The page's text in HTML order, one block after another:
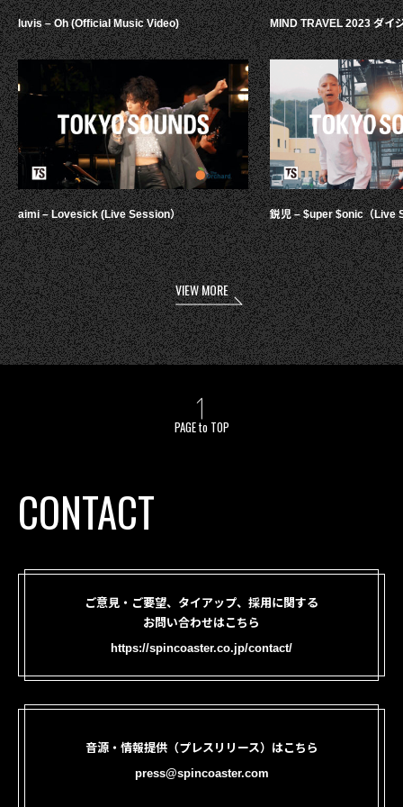
luvis – Oh (Official Music Video)
aimi – Lovesick (Live Session）
MIND TRAVEL 2023 ダイ
鋭児 – $uper $onic（Live
VIEW MORE
PAGE to TOP
CONTACT
ご意見・ご要望、タイアップ、採用に関する
お問い合わせはこちら
https://spincoaster.co.jp/contact/
音源・情報提供（プレスリリース）はこちら
press@spincoaster.com